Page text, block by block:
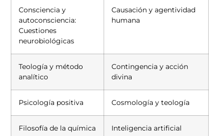
Consciencia y
autoconsciencia:
Cuestiones
neurobiológicas
Causación y agentividad
humana
Teología y método
analítico
Contingencia y acción
divina
Psicología positiva Cosmología y teología
Filosofía de la química Inteligencia artificial